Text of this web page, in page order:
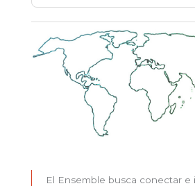
El Ensemble busca conectar e